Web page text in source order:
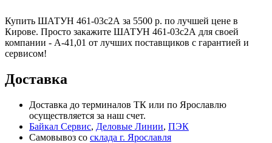
Купить ШАТУН 461-03с2А за 5500 р. по лучшей цене в
Кирове. Просто закажите ШАТУН 461-03с2А для своей
компании - А-41,01 от лучших поставщиков с гарантией и
сервисом!
Доставка
Доставка до терминалов ТК или по Ярославлю
осуществляется за наш счет.
Байкал Сервис, Деловые Линии, ПЭК
Самовывоз со склада г. Ярославля